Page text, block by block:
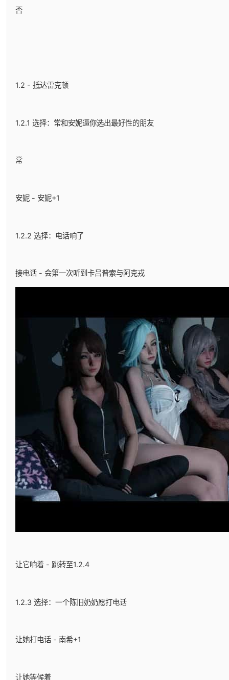
否
1.2 - 抵达雷克顿
1.2.1 选择：常和安妮逼你选出最好性的朋友
常
安妮 - 安妮+1
1.2.2 选择：电话响了
接电话 - 会第一次听到卡吕普索与阿克戎
让它响着 - 跳转至1.2.4
1.2.3 选择：一个陈旧奶奶愿打电话
让她打电话 - 南希+1
让她等候着